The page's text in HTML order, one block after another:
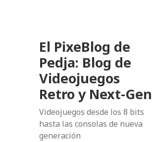
El PixeBlog de
Pedja: Blog de
Videojuegos
Retro y Next-Gen
Videojuegos desde los 8 bits
hasta las consolas de nueva
generación